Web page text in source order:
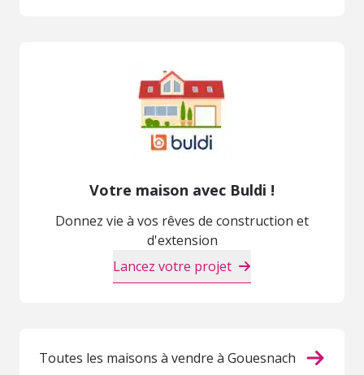
Votre maison avec Buldi !
Donnez vie à vos rêves de construction et
d'extension
Lancez votre projet
Toutes les maisons à vendre à Gouesnach